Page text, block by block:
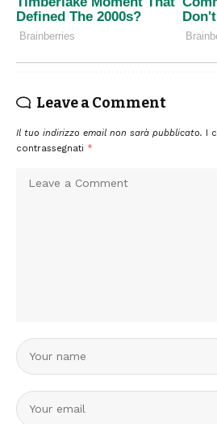
Leave a Comment
Il tuo indirizzo email non sarà pubblicato. I
contrassegnati *